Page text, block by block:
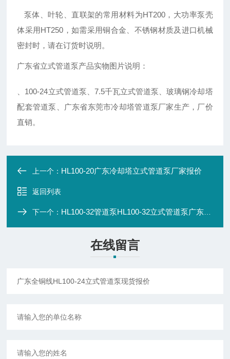
泵体、叶轮、直联架的常用材料为HT200，大功率泵壳
体采用HT250，如需采用铜合金、不锈钢材质及进口机械
密封时，请在订货时说明。
广东省立式管道泵产品实物图片说明：
、100-24立式管道泵、7.5千瓦立式管道泵、玻璃钢冷却塔
配套管道泵、广东省东莞市冷却塔管道泵厂家生产，厂价
直销。
上一个： HL100-20广东冷却塔立式管道泵厂家报价
返回列表
下一个： HL100-32管道泵HL100-32立式管道泵广东厂家生产厂价直销
在线留言